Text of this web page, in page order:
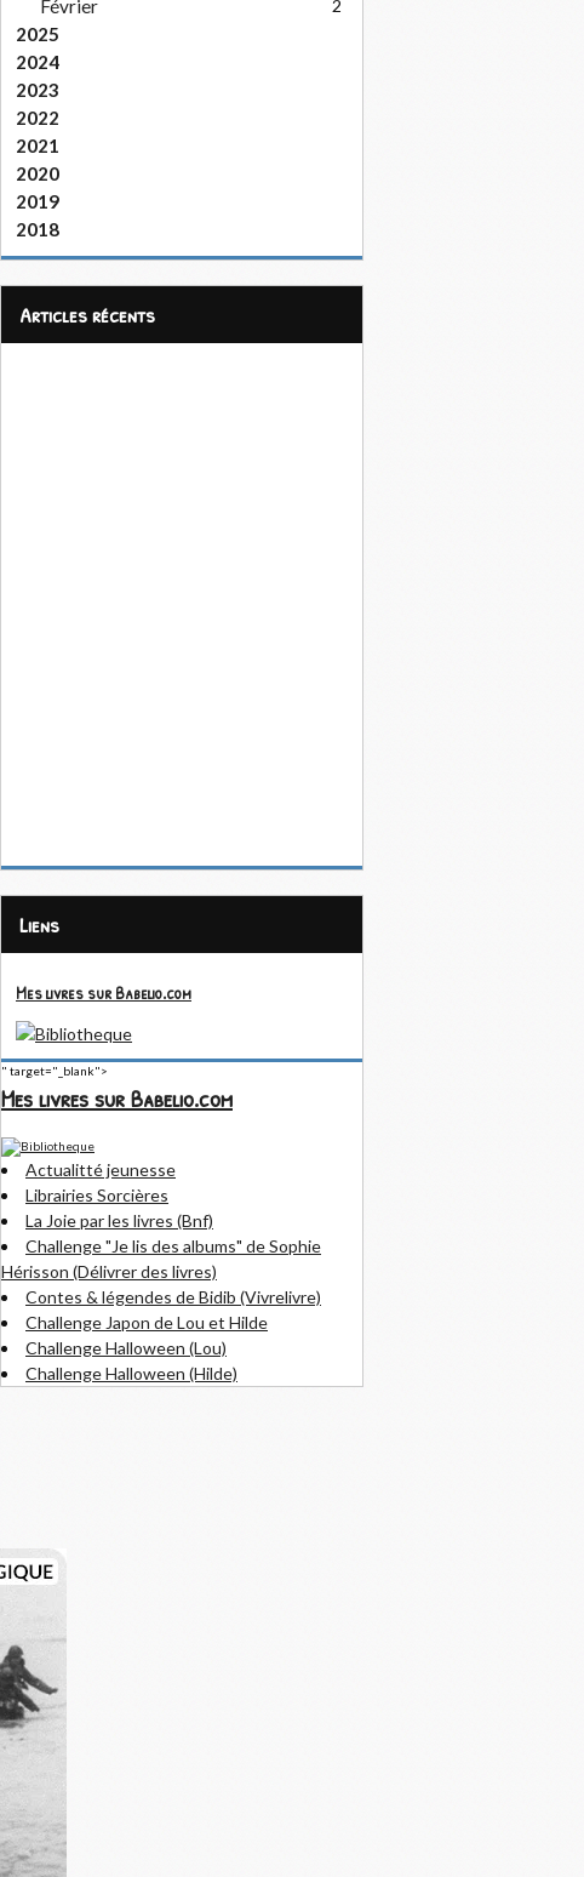
Février 2
2025
2024
2023
2022
2021
2020
2019
2018
articles récents
Liens
Mes livres sur Babelio.com
" target="_blank">
Mes livres sur Babelio.com
Actualitté jeunesse
Librairies Sorcières
La Joie par les livres (Bnf)
Challenge "Je lis des albums" de Sophie
Hérisson (Délivrer des livres)
Contes & légendes de Bidib (Vivrelivre)
Challenge Japon de Lou et Hilde
Challenge Halloween (Lou)
Challenge Halloween (Hilde)